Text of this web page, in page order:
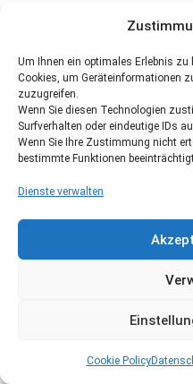
Um Ihnen ein optimales Erlebnis zu
Cookies, um Geräteinformationen
zuzugreifen.
Wenn Sie diesen Technologien
Surfverhalten oder eindeutige IDs
Wenn Sie Ihre Zustimmung nicht
bestimmte Funktionen
Dienste verwalten
Cookie Policy